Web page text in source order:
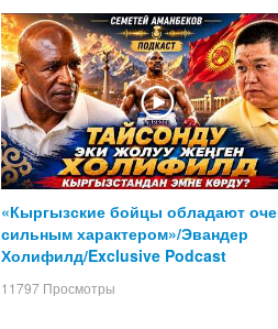
«Кыргызские бойцы обладают
сильным характером»/Эвандер
Холифилд/Exclusive Podcast
11797 Просмотры